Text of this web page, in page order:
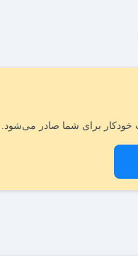
برای شما صادر می‌شود.